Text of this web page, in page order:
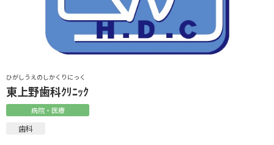
ひがしうえのしかくりにっく
東上野歯科ｸﾘﾆｯｸ
病院・医療
歯科